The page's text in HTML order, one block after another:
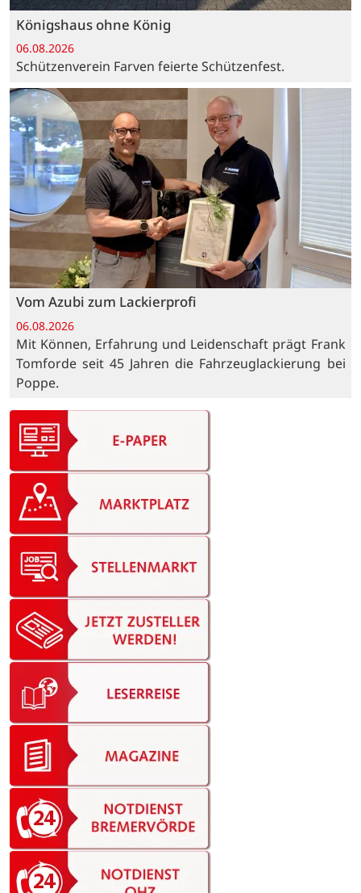
Königshaus ohne König
06.08.2026
Schützenverein Farven feierte Schützenfest.
Vom Azubi zum Lackierprofi
06.08.2026
Mit Können, Erfahrung und Leidenschaft prägt Frank
Tomforde seit 45 Jahren die Fahrzeuglackierung bei
Poppe.